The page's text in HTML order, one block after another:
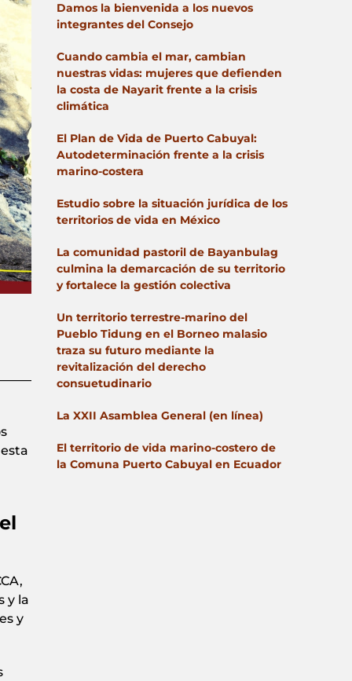
y la
y
Damos la bienvenida a los nuevos
integrantes del Consejo
Cuando cambia el mar, cambian
nuestras vidas: mujeres que defienden
la costa de Nayarit frente a la crisis
climática
El Plan de Vida de Puerto Cabuyal:
Autodeterminación frente a la crisis
marino-costera
Estudio sobre la situación jurídica de los
territorios de vida en México
La comunidad pastoril de Bayanbulag
culmina la demarcación de su territorio
y fortalece la gestión colectiva
Un territorio terrestre-marino del
Pueblo Tidung en el Borneo malasio
traza su futuro mediante la
revitalización del derecho
consuetudinario
La XXII Asamblea General (en línea)
El territorio de vida marino-costero de
la Comuna Puerto Cabuyal en Ecuador